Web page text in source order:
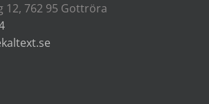
12, 762 95 Gottröra